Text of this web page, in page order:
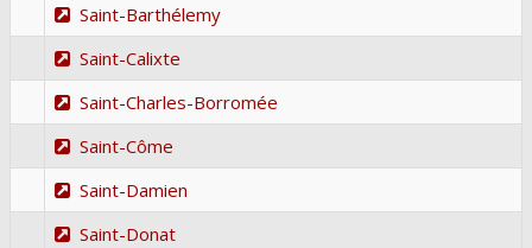
Saint-Barthélemy
Saint-Calixte
Saint-Charles-Borromée
Saint-Côme
Saint-Damien
Saint-Donat